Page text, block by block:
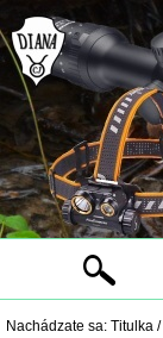
Nachádzate sa: Titulka /